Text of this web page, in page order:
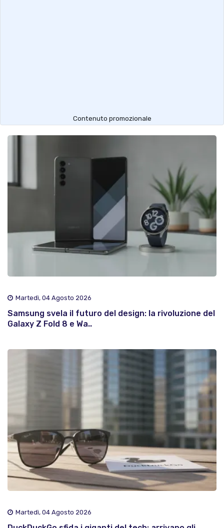
Contenuto promozionale
Martedì, 04 Agosto 2026
Samsung svela il futuro del design: la rivoluzione del
Galaxy Z Fold 8 e Wa..
Martedì, 04 Agosto 2026